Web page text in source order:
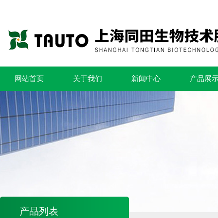
网站首页 关于我们 新闻中心 产品展
产品列表